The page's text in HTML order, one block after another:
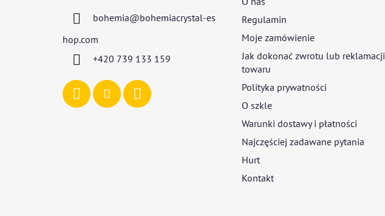
bohemia@bohemiacrystal-es
hop.com
+420 739 133 159
Regulamin
Moje zamówienie
Jak dokonać zwrotu lub reklamacji
towaru
Polityka prywatności
O szkle
Warunki dostawy i płatności
Najczęściej zadawane pytania
Hurt
Kontakt